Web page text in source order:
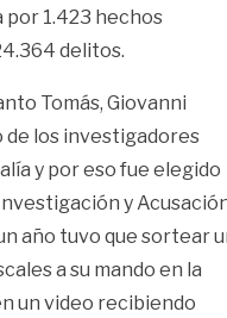
1.423 hechos
delitos.
Tomás, Giovanni
de los investigadores
y por eso fue elegido
y
año tuvo que sortear
a su mando en la
un video recibiendo